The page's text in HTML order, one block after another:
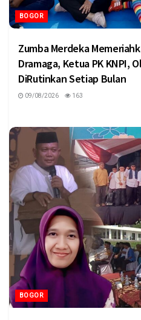
BOGOR
Zumba Merdeka
Dramaga, Ketua PK KNPI,
DiRutinkan Setiap Bulan
09/08/2026 163
BOGOR